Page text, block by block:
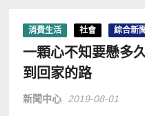
消費生活 社會 綜合新聞
一顆心不知要懸多
到回家的路
新聞中心 2019-08-01